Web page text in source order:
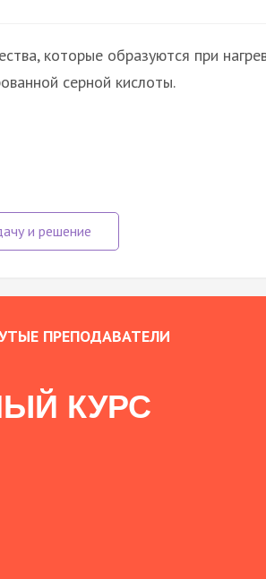
которые образуются при
серной кислоты.
ПРЕПОДАВАТЕЛИ
КУРС